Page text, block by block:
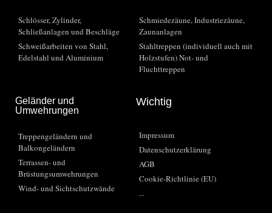
Schlösser, Zylinder,
Schließanlagen und Beschläge
Schweißarbeiten von Stahl,
Edelstahl und Aluminium
Schmiedezäune, Industriezäune,
Zaunanlagen
Stahltreppen (individuell auch mit
Holzstufen) Not- und
Fluchttreppen
Geländer und
Umwehrungen
Treppengeländern und
Balkongeländern
Terrassen- und
Brüstungsumwehrungen
Wind- und Sichtschutzwände
Wichtig
Impressum
Datenschutzerklärung
AGB
Cookie-Richtlinie (EU)
...